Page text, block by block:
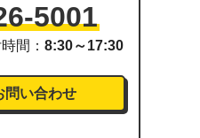
5001
間： 8:30～17:30
問い合わせ